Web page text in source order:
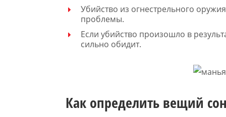
Убийство из огнестрельного
проблемы.
Если убийство произошло в
сильно обидит.
Как определить вещий сон